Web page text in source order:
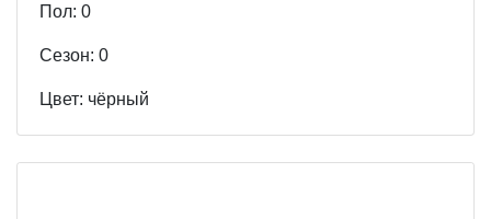
Пол: 0
Cезон: 0
Цвет: чёрный